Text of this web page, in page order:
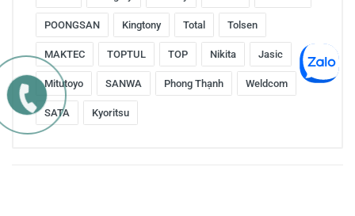
POONGSAN Kingtony Total Tolsen
MAKTEC TOPTUL TOP Nikita Jasic
Mitutoyo SANWA Phong Thạnh Weldcom
SATA Kyoritsu